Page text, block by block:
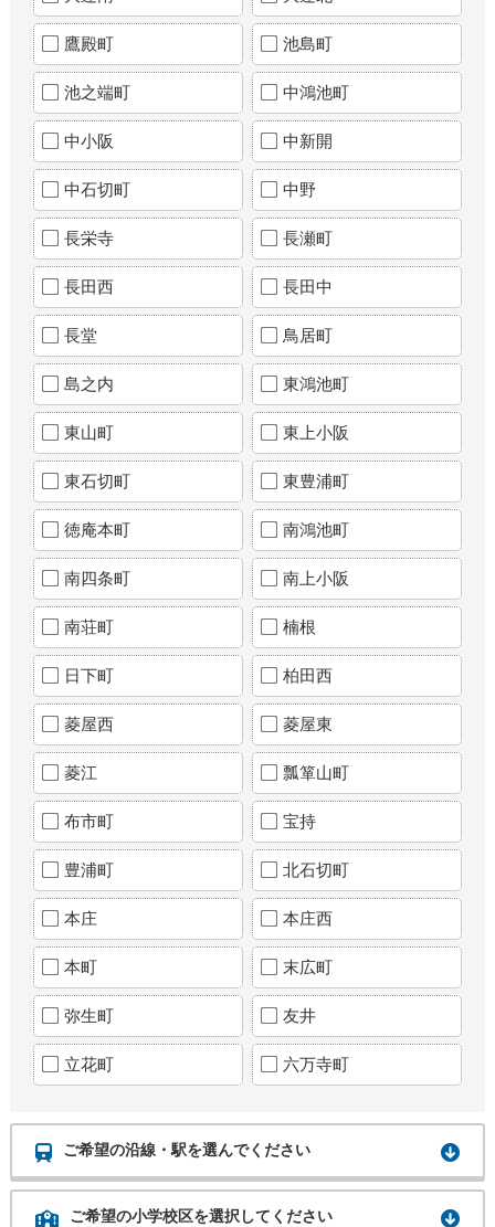
鷹殿町 池島町
池之端町 中鴻池町
中小阪 中新開
中石切町 中野
長栄寺 長瀬町
長田西 長田中
長堂 鳥居町
島之内 東鴻池町
東山町 東上小阪
東石切町 東豊浦町
徳庵本町 南鴻池町
南四条町 南上小阪
南荘町 楠根
日下町 柏田西
菱屋西 菱屋東
菱江 瓢箪山町
布市町 宝持
豊浦町 北石切町
本庄 本庄西
本町 末広町
弥生町 友井
立花町 六万寺町
ご希望の沿線・駅を選んでください
ご希望の小学校区を選択してください